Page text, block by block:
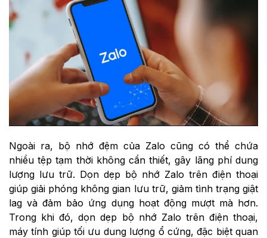
Ngoài ra, bộ nhớ đệm của Zalo cũng có thể chứa
nhiều tệp tạm thời không cần thiết, gây lãng phí dung
lượng lưu trữ. Dọn dẹp bộ nhớ Zalo trên điện thoại
giúp giải phóng không gian lưu trữ, giảm tình trạng giật
lag và đảm bảo ứng dụng hoạt động mượt mà hơn.
Trong khi đó, dọn dẹp bộ nhớ Zalo trên điện thoại,
máy tính giúp tối ưu dung lượng ổ cứng, đặc biệt quan